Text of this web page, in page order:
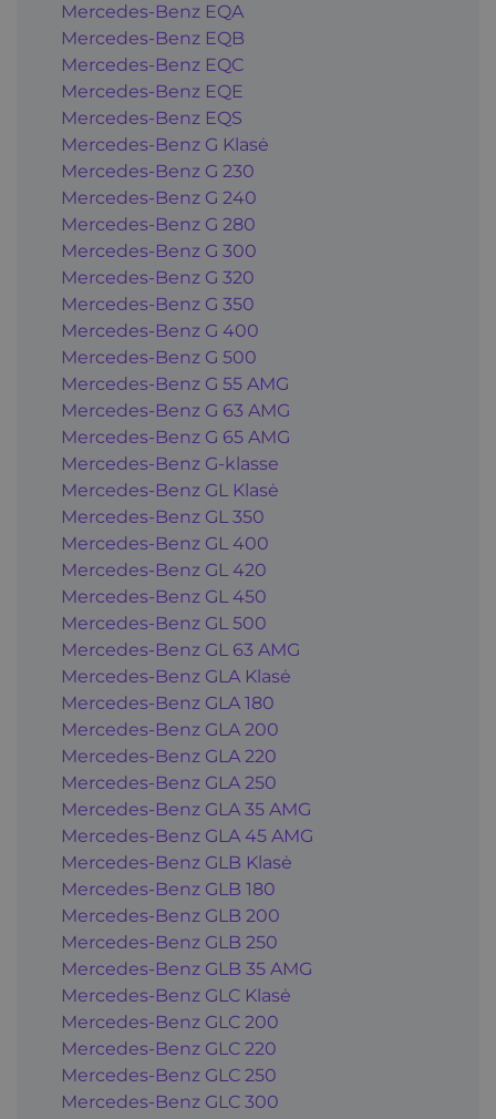
Mercedes-Benz EQA
Mercedes-Benz EQB
Mercedes-Benz EQC
Mercedes-Benz EQE
Mercedes-Benz EQS
Mercedes-Benz G Klasė
Mercedes-Benz G 230
Mercedes-Benz G 240
Mercedes-Benz G 280
Mercedes-Benz G 300
Mercedes-Benz G 320
Mercedes-Benz G 350
Mercedes-Benz G 400
Mercedes-Benz G 500
Mercedes-Benz G 55 AMG
Mercedes-Benz G 63 AMG
Mercedes-Benz G 65 AMG
Mercedes-Benz G-klasse
Mercedes-Benz GL Klasė
Mercedes-Benz GL 350
Mercedes-Benz GL 400
Mercedes-Benz GL 420
Mercedes-Benz GL 450
Mercedes-Benz GL 500
Mercedes-Benz GL 63 AMG
Mercedes-Benz GLA Klasė
Mercedes-Benz GLA 180
Mercedes-Benz GLA 200
Mercedes-Benz GLA 220
Mercedes-Benz GLA 250
Mercedes-Benz GLA 35 AMG
Mercedes-Benz GLA 45 AMG
Mercedes-Benz GLB Klasė
Mercedes-Benz GLB 180
Mercedes-Benz GLB 200
Mercedes-Benz GLB 250
Mercedes-Benz GLB 35 AMG
Mercedes-Benz GLC Klasė
Mercedes-Benz GLC 200
Mercedes-Benz GLC 220
Mercedes-Benz GLC 250
Mercedes-Benz GLC 300